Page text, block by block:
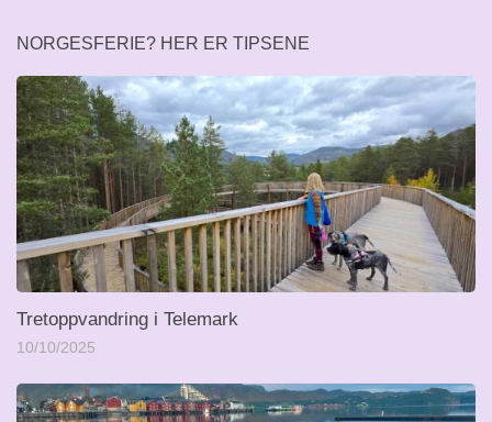
NORGESFERIE? HER ER TIPSENE
Tretoppvandring i Telemark
10/10/2025